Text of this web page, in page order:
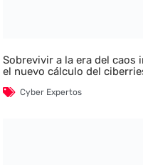
Sobrevivir a la era del
el nuevo cálculo del
Cyber Expertos